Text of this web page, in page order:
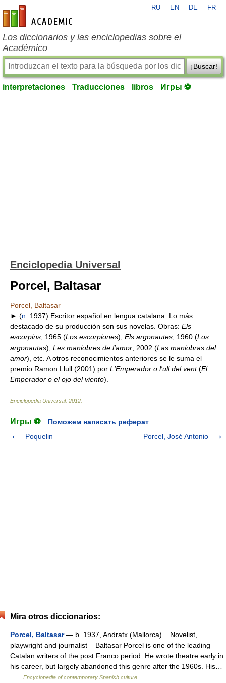
es-academic.com
RU EN DE FR
Los diccionarios y las enciclopedias sobre el
Académico
¡Buscar!
interpretaciones Traducciones libros Игры ⚽
Enciclopedia Universal
Porcel, Baltasar
Porcel, Baltasar
► (n . 1937) Escritor español en lengua catalana. Lo más
destacado de su producción son sus novelas. Obras: Els
escorpins , 1965 (Los escorpiones), Els argonautes , 1960 (Los
argonautas), Les maniobres de l'amor , 2002 (Las maniobras del
amor), etc. A otros reconocimientos anteriores se le suma el
premio Ramon Llull (2001) por L'Emperador o l'ull del vent(El
Emperador o el ojo del viento).
Enciclopedia Universal. 2012
Игры ⚽
Поможем написать реферат
Poquelin
Porcel, José Antonio
Mira otros diccionarios:
Porcel, Baltasar— b. 1937, Andratx (Mallorca) Novelist,
playwright and journalist Baltasar Porcel is one of the leading
Catalan writers of the post Franco period. He wrote theatre early in
his career, but largely abandoned this genre after the 1960s. His…
Encyclopedia of contemporary Spanish culture